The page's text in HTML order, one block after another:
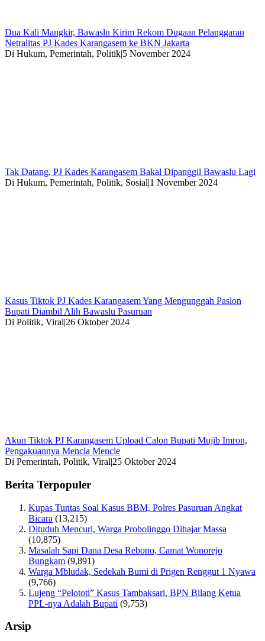
Dua Kali Mangkir, Bawaslu Kirim Rekom Dugaan Pelanggaran
Netralitas PJ Kades Karangasem ke BKN Jakarta
Di Hukum, Pemerintah, Politik|5 November 2024
Tak Datang, PJ Kades Karangasem Bakal Dipanggil Bawaslu Lagi
Di Hukum, Pemerintah, Politik, Sosial|1 November 2024
Kasus Tiktok PJ Kades Karangasem Yang Mengunggah Paslon
Bupati Diambil Alih Bawaslu Pasuruan
Di Politik, Viral|26 Oktober 2024
Akun Tiktok PJ Karangasem Upload Calon Bupati Mujib Imron,
Pengakuannya Mencla Mencle
Di Pemerintah, Politik, Viral|25 Oktober 2024
Berita Terpopuler
Kupas Tuntas Soal Kasus BBM, Polres Pasuruan Angkat
Bicara (13,215)
Dituduh Mencuri, Warga Probolinggo Dihajar Massa
(10,875)
Masalah Sapi Dana Desa Rebono, Camat Wonorejo
Bungkam (9,891)
Warga Mbludak, Sedekah Bumi di Prigen Renggut 1 Nyawa
(9,766)
Lujeng “Pelototi” Kasus Tambaksari, BPN Bilang Ketua
PPL-nya Adalah Bupati (9,753)
Arsip